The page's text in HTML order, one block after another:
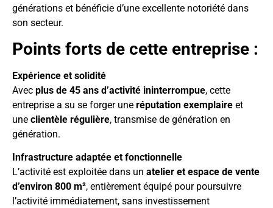
générations et bénéficie d’une excellente notoriété dans
son secteur.
Points forts de cette entreprise :
Expérience et solidité
Avec plus de 45 ans d’activité ininterrompue, cette
entreprise a su se forger une réputation exemplaire et
une clientèle régulière, transmise de génération en
génération.
Infrastructure adaptée et fonctionnelle
L’activité est exploitée dans un atelier et espace de vente
d’environ 800 m², entièrement équipé pour poursuivre
l’activité immédiatement, sans investissement